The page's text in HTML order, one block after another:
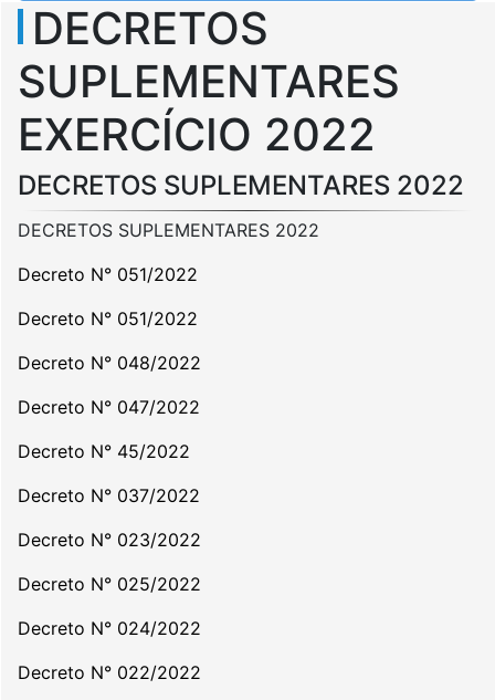
DECRETOS
SUPLEMENTARES
EXERCÍCIO 2022
DECRETOS SUPLEMENTARES 2022
DECRETOS SUPLEMENTARES 2022
Decreto N° 051/2022
Decreto N° 051/2022
Decreto N° 048/2022
Decreto N° 047/2022
Decreto N° 45/2022
Decreto N° 037/2022
Decreto N° 023/2022
Decreto N° 025/2022
Decreto N° 024/2022
Decreto N° 022/2022